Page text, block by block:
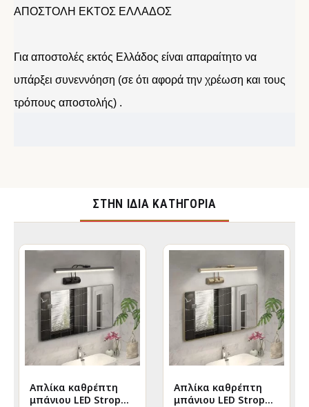
ΑΠΟΣΤΟΛΗ ΕΚΤΟΣ ΕΛΛΑΔΟΣ
Για αποστολές εκτός Ελλάδος είναι απαραίτητο να
υπάρξει συνεννόηση (σε ότι αφορά την χρέωση και τους
τρόπους αποστολής) .
ΣΤΉΝ ΊΔΙΑ ΚΑΤΗΓΟΡΊΑ
Απλίκα καθρέπτη
μπάνιου LED Strop
Απλίκα καθρέπτη
μπάνιου LED Strop